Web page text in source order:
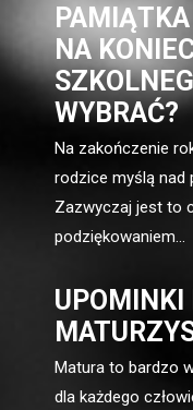
NA
WYBRAĆ?
Na zakończenie
rodzice myślą nad
Zazwyczaj jest to
podziękowaniem...
UPOMINKI
Matura to bardzo
dla każdego